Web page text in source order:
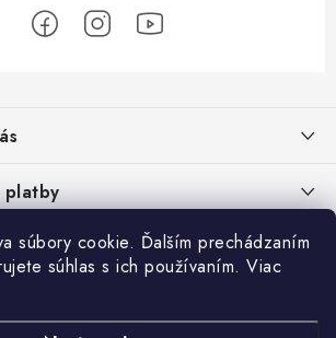
súbory cookie. Ďalším prechádzaním
súhlas s ich používaním. Viac
- formulár
platby